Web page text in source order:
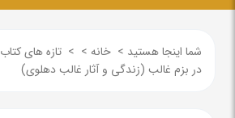
شما اینجا هستید > خانه >
> تازه های کتاب
در بزم غالب (زندگی و آثار غالب دهلوی)